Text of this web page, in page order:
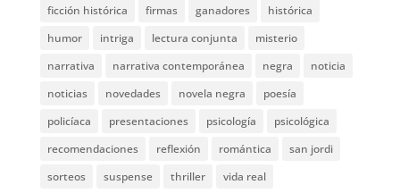
ficción histórica
firmas ganadores
histórica
humor
intriga lectura conjunta
misterio
narrativa
narrativa contemporánea negra
noticia
noticias
novedades novela negra
poesía
policíaca
presentaciones psicología
psicológica
recomendaciones
reflexión romántica
san jordi
sorteos
suspense thriller vida real